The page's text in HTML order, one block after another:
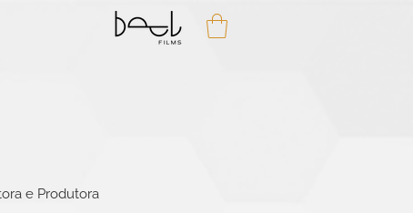
e Produtora